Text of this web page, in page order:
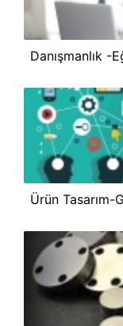
Danışmanlık -
Ürün Tasarım-